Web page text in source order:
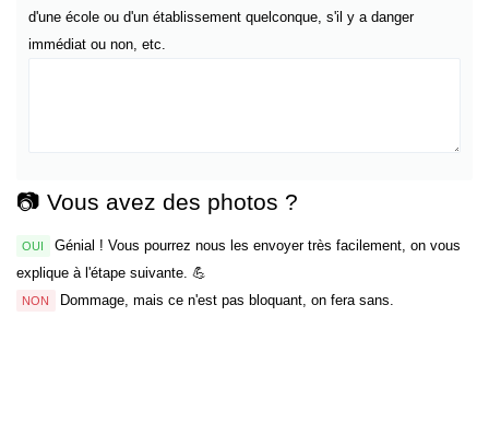
d'une école ou d'un établissement quelconque, s'il y a danger
immédiat ou non, etc.
📷 Vous avez des photos ?
OUI
Génial ! Vous pourrez nous les envoyer très facilement, on vous
explique à l'étape suivante. 💪
NON Dommage, mais ce n'est pas bloquant, on fera sans.